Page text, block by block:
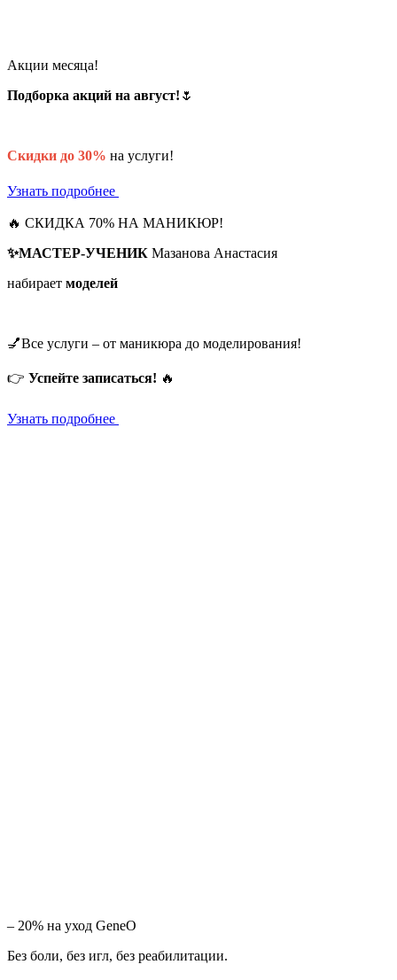
Акции месяца!
Подборка акций на август! 🌷
Скидки до 30% на услуги!
Узнать подробнее
🔥 СКИДКА 70% НА МАНИКЮР!
✨МАСТЕР-УЧЕНИК Мазанова Анастасия
набирает моделей
💅Все услуги – от маникюра до моделирования!
👉 Успейте записаться! 🔥
Узнать подробнее
– 20% на уход GeneO
Без боли, без игл, без реабилитации.